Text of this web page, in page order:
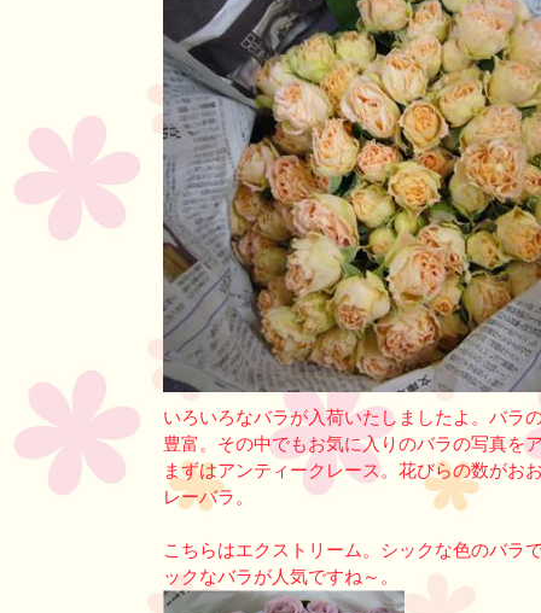
いろいろなバラが入荷いたしましたよ。バラ
豊富。その中でもお気に入りのバラの写真を
まずはアンティークレース。花びらの数がお
レーバラ。
こちらはエクストリーム。シックな色のバラ
ックなバラが人気ですね～。